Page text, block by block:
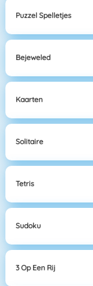
Puzzel Spelletjes
Bejeweled
Kaarten
Solitaire
Tetris
Sudoku
3 Op Een Rij